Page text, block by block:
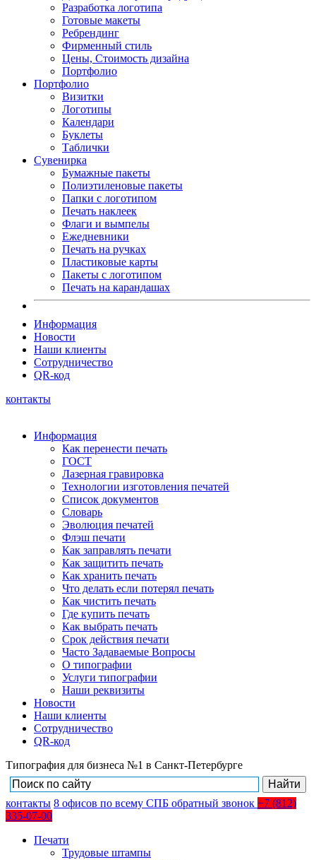
Разработка логотипа
Готовые макеты
Ребрендинг
Фирменный стиль
Цены, Стоимость дизайна
Портфолио
Портфолио
Визитки
Логотипы
Календари
Буклеты
Таблички
Сувенирка
Бумажные пакеты
Полиэтиленовые пакеты
Папки с логотипом
Печать наклеек
Флаги и вымпелы
Ежедневники
Печать на ручках
Пластиковые карты
Пакеты с логотипом
Печать на карандашах
Информация
Новости
Наши клиенты
Сотрудничество
QR-код
контакты
Информация
Как перенести печать
ГОСТ
Лазерная гравировка
Технологии изготовления печатей
Список документов
Словарь
Эволюция печатей
Флэш печати
Как заправлять печати
Как защитить печать
Как хранить печать
Что делать если потерял печать
Как чистить печать
Где купить печать
Как выбрать печать
Срок действия печати
Часто Задаваемые Вопросы
О типографии
Услуги типографии
Наши реквизиты
Новости
Наши клиенты
Сотрудничество
QR-код
Типография для бизнеса №1 в Санкт-Петербурге
контакты 8 офисов по всему СПБ обратный звонок +7 (812)
335-07-00
Печати
Трудовые штампы